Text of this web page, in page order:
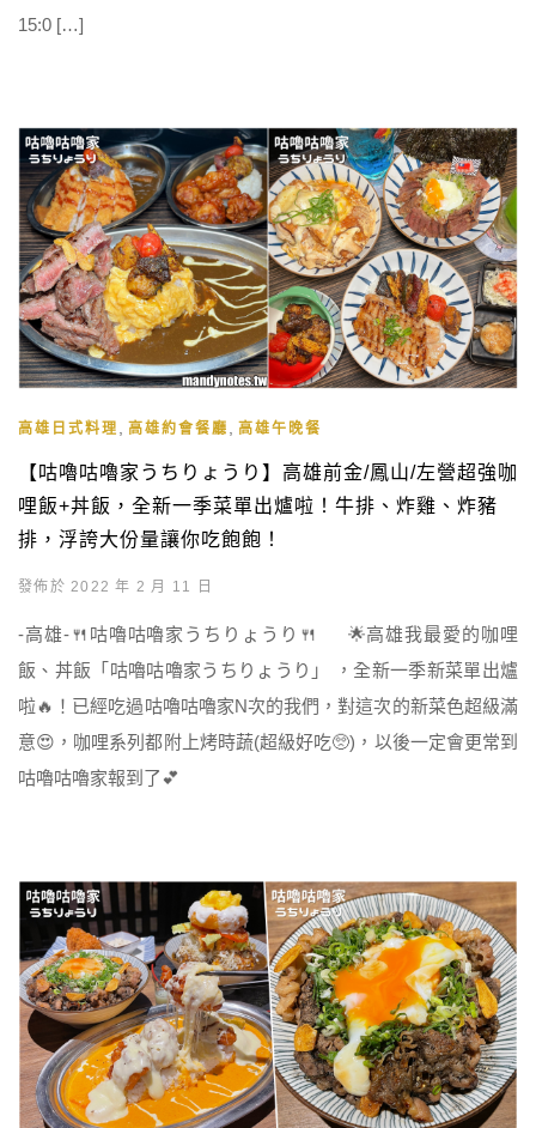
15:0 […]
高雄日式料理 , 高雄約會餐廳 , 高雄午晚餐
【咕嚕咕嚕家うちりょうり】高雄前金/鳳山/左營超強咖
哩飯+丼飯，全新一季菜單出爐啦！牛排、炸雞、炸豬
排，浮誇大份量讓你吃飽飽！
發佈於 2022 年 2 月 11 日
-高雄-🍴咕嚕咕嚕家うちりょうり🍴 🌟高雄我最愛的咖哩
飯、丼飯「咕嚕咕嚕家うちりょうり」 ，全新一季新菜單出爐
啦🔥！已經吃過咕嚕咕嚕家N次的我們，對這次的新菜色超級滿
意😍，咖哩系列都附上烤時蔬(超級好吃🥺)，以後一定會更常到
咕嚕咕嚕家報到了💕